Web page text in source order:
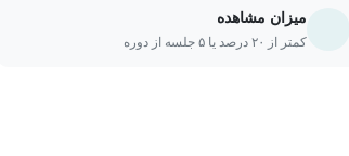
میزان مشاهده
کمتر از ۲۰ درصد یا ۵ جلسه از دوره